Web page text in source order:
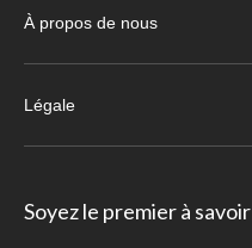
À propos de nous
Légale
Soyez le premier à savoir